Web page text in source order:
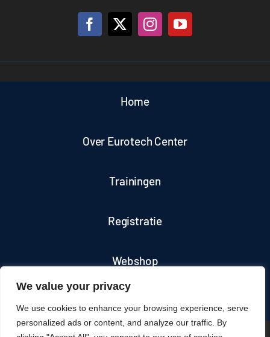
We value your privacy
We use cookies to enhance your browsing experience, serve
personalized ads or content, and analyze our traffic. By
Home
Over Eurotech Center
Trainingen
Registratie
Webshop